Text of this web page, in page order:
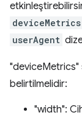
deviceMetrics
userAgent
"deviceMetrics"
belirtilmelidir:
"width":